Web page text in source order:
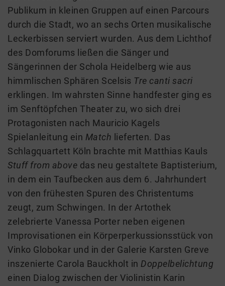
Publikum in kleinen Gruppen auf einen Parcours
durch die Stadt, wo an sechs Orten musikalische
Leckerbissen serviert wurden. Aus dem Lichthof
des Domforums ließen die Sänger und
Sängerinnen der Schola Heidelberg wie aus
himmlischen Sphären Scelsis Tre canti sacri
erklingen. Im wahrsten Sinne handfester ging es
im Senftöpfchen Theater zu, wo sich drei
Protagonisten nach Mauricio Kagels
Spielanleitung ein Match lieferten. Das
Schlagquartett Köln brachte mit Matthias Kauls
Stuff from above das neu gestaltete Baptisterium,
in dem ein Taufbecken aus dem 6. Jahrhundert
von den frühesten Spuren des Christentums
zeugt, zum Schwingen. In der Artothek
zelebrierte Vanessa Porter neben eigenen
Improvisationen ein Körperperkussionsstück von
Vinko Globokar und in der Galerie Karsten Greve
inszenierte Carola Bauckholt in Doppelbelichtung
einen Dialog zwischen der Violinistin Karin